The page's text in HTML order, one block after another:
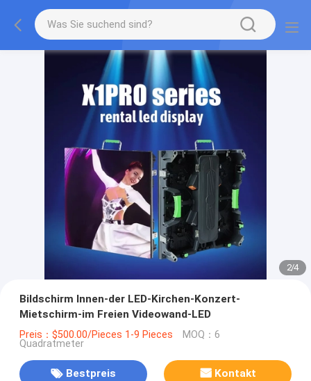
2/4
Bildschirm Innen-der LED-Kirchen-Konzert-
Mietschirm-im Freien Videowand-LED
Preis：$500.00/Pieces 1-9 Pieces MOQ：6
Quadratmeter
Bestpreis Kontakt